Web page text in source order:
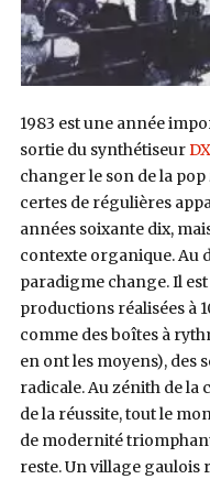
1983 est une année
sortie du synthétiseur
changer le son de la pop
certes de régulières
années soixante dix,
contexte organique. Au
paradigme change. Il
productions réalisées à
comme des boîtes à
en ont les moyens), des
radicale. Au zénith de la
de la réussite, tout le
de modernité
reste. Un village gaulois